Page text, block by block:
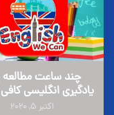
چند ساعت مطالعه
یادگیری انگلیسی
اکتبر 5, 2020